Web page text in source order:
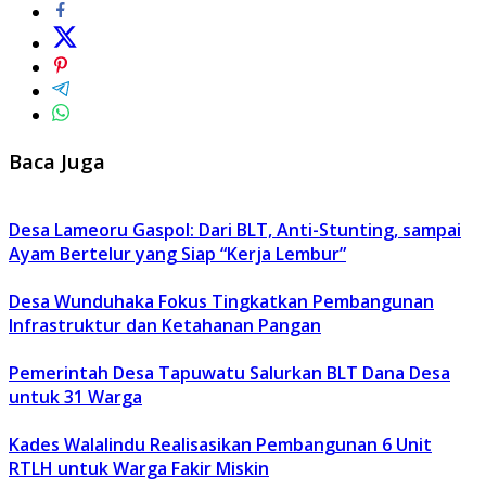
Baca Juga
Desa Lameoru Gaspol: Dari BLT, Anti-Stunting, sampai
Ayam Bertelur yang Siap “Kerja Lembur”
Desa Wunduhaka Fokus Tingkatkan Pembangunan
Infrastruktur dan Ketahanan Pangan
Pemerintah Desa Tapuwatu Salurkan BLT Dana Desa
untuk 31 Warga
Kades Walalindu Realisasikan Pembangunan 6 Unit
RTLH untuk Warga Fakir Miskin